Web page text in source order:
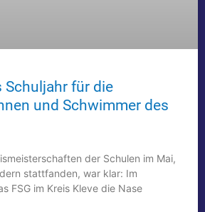
Schuljahr für die
und Schwimmer des
der Schulen im Mai,
stattfanden, war klar: Im
FSG im Kreis Kleve die Nase